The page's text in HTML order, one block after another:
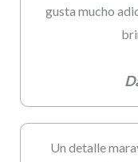
gusta mucho
Un detalle